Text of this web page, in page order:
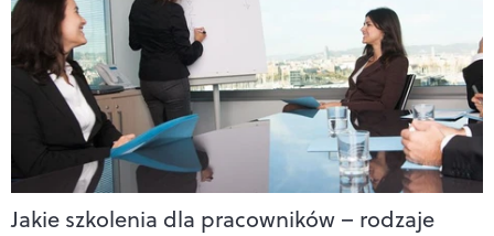
Jakie szkolenia dla pracowników – rodzaje